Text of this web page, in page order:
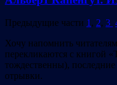
Предыдущие части 1 , 2, 3
Хочу напомнить
перекликаются с книгой
тождественны),
отрывки.